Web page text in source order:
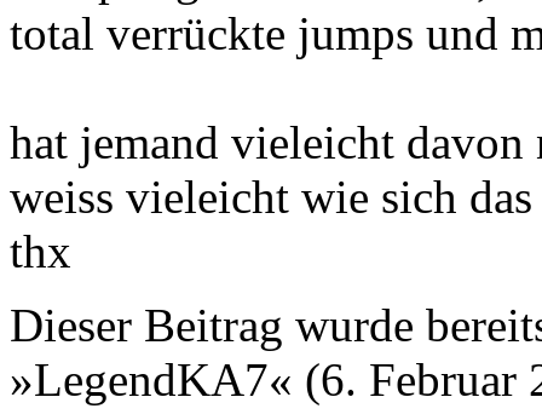
total verrückte jumps und
hat jemand vieleicht
weiss vieleicht wie sich das
thx
Dieser Beitrag wurde
»LegendKA7« (6. Februar